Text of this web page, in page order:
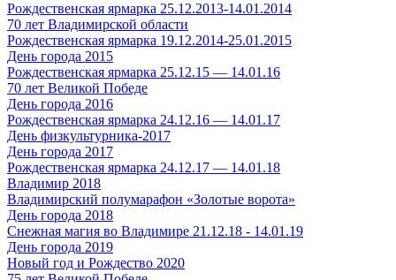
Рождественская ярмарка 25.12.2013-14.01.2014
70 лет Владимирской области
Рождественская ярмарка 19.12.2014-25.01.2015
День города 2015
Рождественская ярмарка 25.12.15 — 14.01.16
70 лет Великой Победе
День города 2016
Рождественская ярмарка 24.12.16 — 14.01.17
День физкультурника-2017
День города 2017
Рождественская ярмарка 24.12.17 — 14.01.18
Владимир 2018
Владимирский полумарафон «Золотые ворота»
День города 2018
Снежная магия во Владимире 21.12.18 - 14.01.19
День города 2019
Новый год и Рождество 2020